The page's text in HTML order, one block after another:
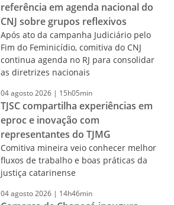
referência em agenda nacional do
CNJ sobre grupos reflexivos
Após ato da campanha Judiciário pelo
Fim do Feminicídio, comitiva do CNJ
continua agenda no RJ para consolidar
as diretrizes nacionais
04agosto2026 | 15h05min
TJSC compartilha experiências em
eproc e inovação com
representantes do TJMG
Comitiva mineira veio conhecer melhor
fluxos de trabalho e boas práticas da
justiça catarinense
04agosto2026 | 14h46min